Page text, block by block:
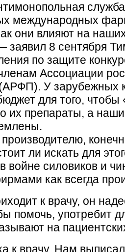
международных
они влияют на
заявил 8 сентября
по защите
Ассоциации
У зарубежных
для того, чтобы
их препараты, а
ли искать для
войне силовиков и
как всегда
к врачу, он
помочь, употребит
на
к врачу. Нам